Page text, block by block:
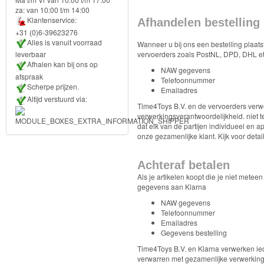
Forever
Friends
Spiderman
Disney
princess
Angry
Afhandelen bestelling
Wanneer u bij ons een bestelling
vervoerders zoals PostNL, DPD, DHL
NAW gegevens
Telefoonnummer
Emailadres
Time4Toys B.V. en de vervoerders
verwerkingsverantwoordelijkheid. niet
dat elk van de partijen individueel en
onze gezamenlijke klant. Kijk voor
Achteraf betalen
Als je artikelen koopt die je niet
gegevens aan Klarna
NAW gegevens
Telefoonnummer
Emailadres
Gegevens bestelling
Time4Toys B.V. en Klarna verwerken
verwarren met gezamenlijke
za: van 10:00 t/m 14:00
Klantenservice:
+31 (0)6-39623276
Alles is vanuit voorraad
leverbaar
Afhalen kan bij ons op
afspraak
Scherpe prijzen.
Altijd verstuurd via: